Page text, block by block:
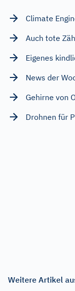
Climate
Auch tote
Eigenes
News der
Gehirne von
Drohnen für
Weitere Artikel